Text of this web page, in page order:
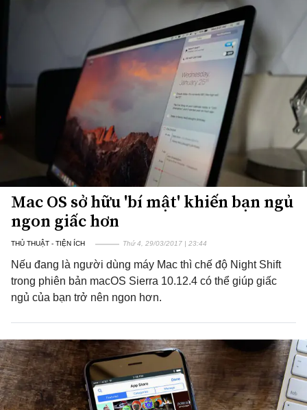
Mac OS sở hữu 'bí mật' khiến bạn ngủ
ngon giấc hơn
THỦ THUẬT - TIỆN ÍCH Thứ 4, 29/03/2017 | 23:44
Nếu đang là người dùng máy Mac thì chế độ Night Shift
trong phiên bản macOS Sierra 10.12.4 có thể giúp giấc
ngủ của bạn trở nên ngon hơn.